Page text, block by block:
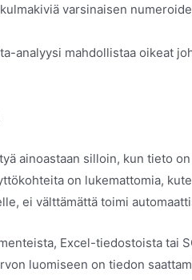
varsinaisen
analyysi mahdollistaa oikeat
ainoastaan silloin, kun tieto
on lukemattomia,
ei välttämättä toimi
Excel-tiedostoista tai
luomiseen on tiedon